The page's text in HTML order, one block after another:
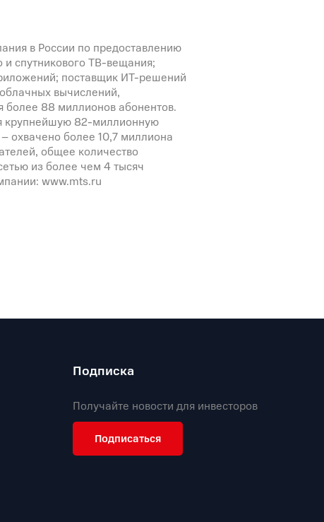
в России по предоставлению
и спутникового ТВ-вещания;
поставщик ИТ-решений
вычислений,
более 88 миллионов абонентов.
крупнейшую 82-миллионную
охвачено более 10,7 миллиона
общее количество
из более чем 4 тысяч
www.mts.ru
Подписка
Получайте новости для инвесторов
Подписаться